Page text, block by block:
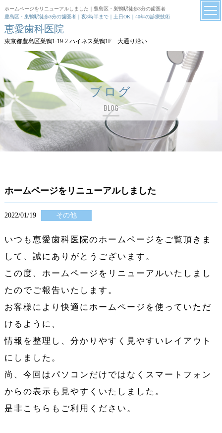
ホームページをリニューアルしました｜豊島区・巣鴨駅徒歩3分の歯医者
豊島区・巣鴨駅徒歩3分の歯医者｜夜8時半まで｜土日OK｜40年の診療技術
恵愛歯科医院
東京都豊島区巣鴨1-19-2 ハイネス巣鴨1F 大通り沿い
ブログ
BLOG
ホームページをリニューアルしました
2022/01/19 その他
いつも恵愛歯科医院のホームページをご覧頂きま
して、誠にありがとうございます。
この度、ホームページをリニューアルいたしまし
たのでご報告いたします。
お客様により快適にホームページを使っていただ
けるように、
情報を整理し、分かりやすく見やすいレイアウト
にしました。
尚、今回はパソコンだけではなくスマートフォン
からの表示も見やすくいたしました。
是非こちらもご利用ください。